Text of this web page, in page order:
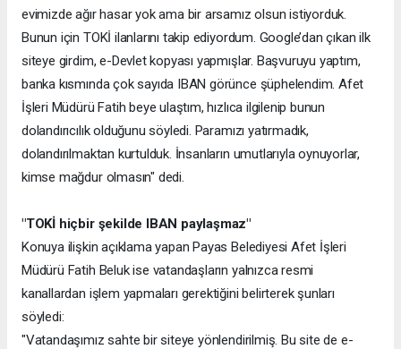
evimizde ağır hasar yok ama bir arsamız olsun istiyorduk.
Bunun için TOKİ ilanlarını takip ediyordum. Google’dan çıkan ilk
siteye girdim, e-Devlet kopyası yapmışlar. Başvuruyu yaptım,
banka kısmında çok sayıda IBAN görünce şüphelendim. Afet
İşleri Müdürü Fatih beye ulaştım, hızlıca ilgilenip bunun
dolandırıcılık olduğunu söyledi. Paramızı yatırmadık,
dolandırılmaktan kurtulduk. İnsanların umutlarıyla oynuyorlar,
kimse mağdur olmasın" dedi.
"TOKİ hiçbir şekilde IBAN paylaşmaz"
Konuya ilişkin açıklama yapan Payas Belediyesi Afet İşleri
Müdürü Fatih Beluk ise vatandaşların yalnızca resmi
kanallardan işlem yapmaları gerektiğini belirterek şunları
söyledi:
"Vatandaşımız sahte bir siteye yönlendirilmiş. Bu site de e-